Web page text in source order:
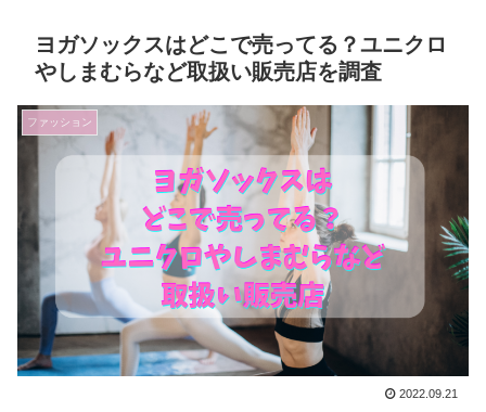
ヨガソックスはどこで売ってる？ユニクロ
やしまむらなど取扱い販売店を調査
ファッション
2022.09.21